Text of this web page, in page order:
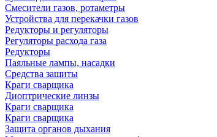
Смесители газов, ротаметры
Устройства для перекачки газов
Редукторы и регуляторы
Регуляторы расхода газа
Редукторы
Паяльные лампы, насадки
Средства защиты
Краги сварщика
Диоптрические линзы
Краги сварщика
Краги сварщика
Защита органов дыхания